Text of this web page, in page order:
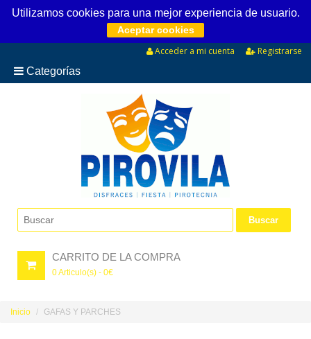
Utilizamos cookies para una mejor experiencia de usuario.
Aceptar cookies
Acceder a mi cuenta
Registrarse
Categorías
CARRITO DE LA COMPRA
0Articulo(s) - 0€
Inicio GAFAS Y PARCHES